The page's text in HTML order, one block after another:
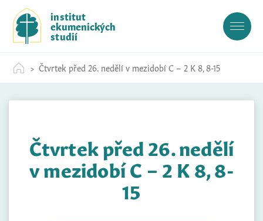
c
institut
ekumenických
studií
Čtvrtek před 26. nedělí v mezidobí C – 2 K 8, 8-15
Čtvrtek před 26. nedělí
v mezidobí C – 2 K 8, 8-
15